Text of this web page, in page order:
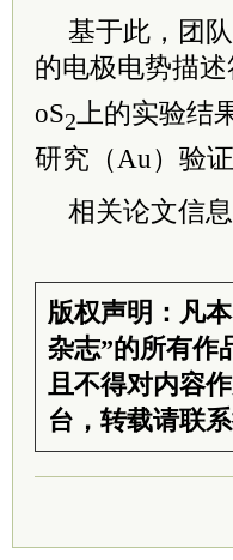
基于此，团
的电极电势描述
oS2
上的实验
研究（Au）验
相关论文信息
版权声明：凡
杂志”的所有作
且不得对内容
台，转载请联